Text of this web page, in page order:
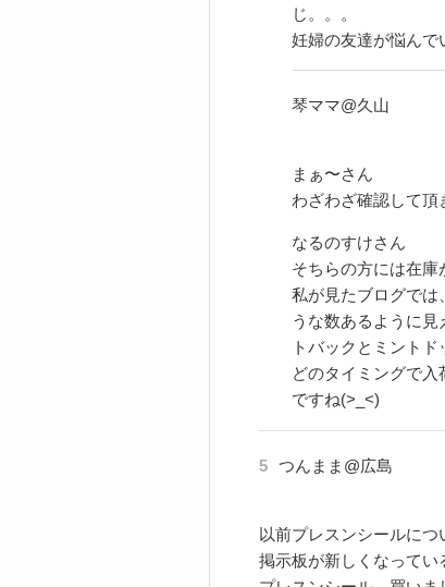
じ。。。
妊婦の友達が悩んで
琴ママ@久山
まぁ〜さん
わざわざ確認して頂
なるのすけさん
そちらの方には在庫
私が見たブログでは
うな数あるように
トバックとミントド
どのタイミングで
ですね(>_<)
5 つんまま@広島
以前プレスンシールにつ
掲示板が新しくなってい